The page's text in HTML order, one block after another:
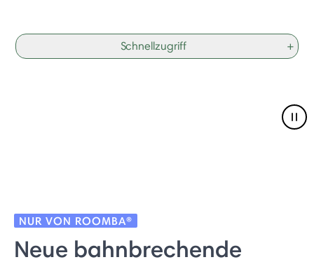
Schnellzugriff +
NUR VON ROOMBA®
Neue bahnbrechende